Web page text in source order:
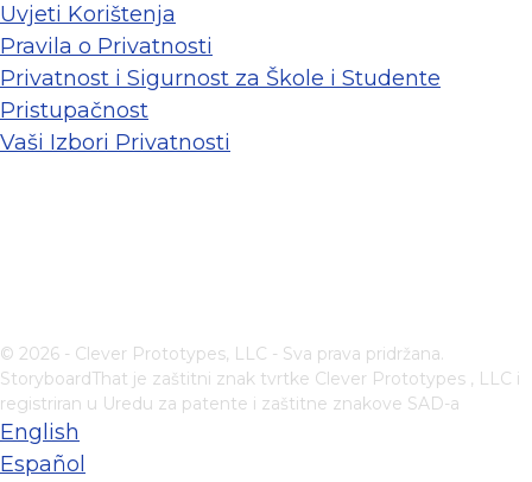
Uvjeti Korištenja
Pravila o Privatnosti
Privatnost i Sigurnost za Škole i Studente
Pristupačnost
Vaši Izbori Privatnosti
© 2026 - Clever Prototypes, LLC - Sva prava pridržana.
StoryboardThat je zaštitni znak tvrtke Clever Prototypes , LLC i
registriran u Uredu za patente i zaštitne znakove SAD-a
English
Español